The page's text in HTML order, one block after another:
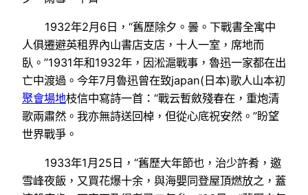
1932年2月6日，“舊歷除夕。曇。下戰書全寓中
人俱遷避英租界內山書店支店，十人一室，席地而
臥。”1931年和1932年，因淞滬戰事，魯迅一家都在出
亡中渡過。今年7月魯迅曾在致japan(日本)歌人山本初
聚會場地枝信中寫詩一首：“戰云暫斂殘春在，重炮清
歌兩肅然。我亦無詩送回棹，但從心底祝安然。”盼望
世界戰爭。
1933年1月25日，“舊歷大年節也，治少許肴，邀
雪峰夜飯，又買花爆十余，與海嬰同登屋頂燃放之，蓋